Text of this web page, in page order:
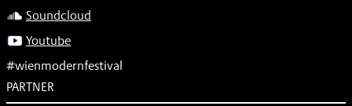
Soundcloud
Youtube
#wienmodernfestival
PARTNER